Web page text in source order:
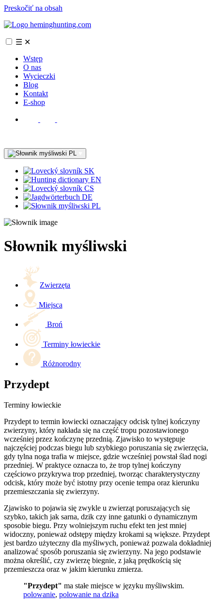
Preskočiť na obsah
☰ ✕
Wstęp
O nas
Wycieczki
Blog
Kontakt
E-shop
PL
SK
EN
CS
DE
PL
Słownik myśliwski
Zwierzęta
Miejsca
Broń
Terminy łowieckie
Różnorodny
Przydept
Terminy łowieckie
Przydept to termin łowiecki oznaczający odcisk tylnej kończyny
zwierzyny, który nakłada się na część tropu pozostawionego
wcześniej przez kończynę przednią. Zjawisko to występuje
najczęściej podczas biegu lub szybkiego poruszania się zwierzęcia,
gdy tylna noga trafia w miejsce, gdzie wcześniej powstał ślad nogi
przedniej. W praktyce oznacza to, że trop tylnej kończyny
częściowo przykrywa trop przedniej, tworząc charakterystyczny
odcisk, który może być istotny przy ocenie tempa oraz kierunku
przemieszczania się zwierzyny.
Zjawisko to pojawia się zwykle u zwierząt poruszających się
szybko, takich jak sarna, dzik czy inne gatunki o dynamicznym
sposobie biegu. Przy wolniejszym ruchu efekt ten jest mniej
widoczny, ponieważ odstępy między krokami są większe. Przydept
jest bardzo użyteczny dla myśliwych, ponieważ pozwala dokładniej
analizować sposób poruszania się zwierzyny. Na jego podstawie
można określić, czy zwierzę biegnie, z jaką prędkością się
przemieszcza oraz w jakim kierunku zmierza.
"Przydept" ma stałe miejsce w języku myśliwskim.
polowanie, polowanie na dzika